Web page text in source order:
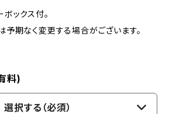
ックス付。
予期なく変更する場合がございます。
料)
選択する（必須）